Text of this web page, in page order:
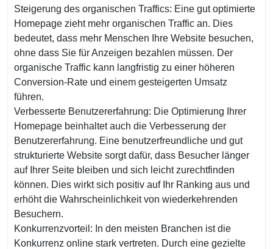
Steigerung des organischen Traffics: Eine gut optimierte
Homepage zieht mehr organischen Traffic an. Dies
bedeutet, dass mehr Menschen Ihre Website besuchen,
ohne dass Sie für Anzeigen bezahlen müssen. Der
organische Traffic kann langfristig zu einer höheren
Conversion-Rate und einem gesteigerten Umsatz
führen.
Verbesserte Benutzererfahrung: Die Optimierung Ihrer
Homepage beinhaltet auch die Verbesserung der
Benutzererfahrung. Eine benutzerfreundliche und gut
strukturierte Website sorgt dafür, dass Besucher länger
auf Ihrer Seite bleiben und sich leicht zurechtfinden
können. Dies wirkt sich positiv auf Ihr Ranking aus und
erhöht die Wahrscheinlichkeit von wiederkehrenden
Besuchern.
Konkurrenzvorteil: In den meisten Branchen ist die
Konkurrenz online stark vertreten. Durch eine gezielte